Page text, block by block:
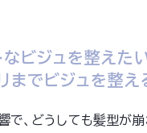
ビジュを整えた
までビジュを整え
で、どうしても髪型が崩